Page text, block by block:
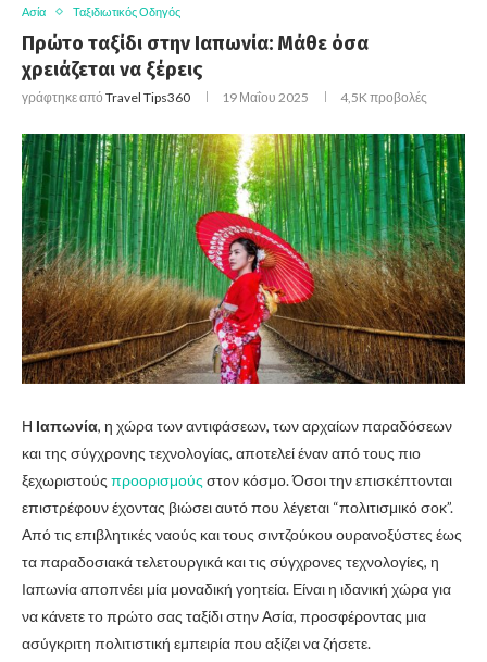
Ασία Ταξιδιωτικός Οδηγός
Πρώτο ταξίδι στην Ιαπωνία: Μάθε όσα
χρειάζεται να ξέρεις
γράφτηκε από Travel Tips360 19 Μαΐου 2025 4,5Kπροβολές
Η Ιαπωνία, η χώρα των αντιφάσεων, των αρχαίων παραδόσεων
και της σύγχρονης τεχνολογίας, αποτελεί έναν από τους πιο
ξεχωριστούς προορισμούς στον κόσμο. Όσοι την επισκέπτονται
επιστρέφουν έχοντας βιώσει αυτό που λέγεται “πολιτισμικό σοκ”.
Από τις επιβλητικές ναούς και τους σιντζούκου ουρανοξύστες έως
τα παραδοσιακά τελετουργικά και τις σύγχρονες τεχνολογίες, η
Ιαπωνία αποπνέει μία μοναδική γοητεία. Είναι η ιδανική χώρα για
να κάνετε το πρώτο σας ταξίδι στην Ασία, προσφέροντας μια
ασύγκριτη πολιτιστική εμπειρία που αξίζει να ζήσετε.